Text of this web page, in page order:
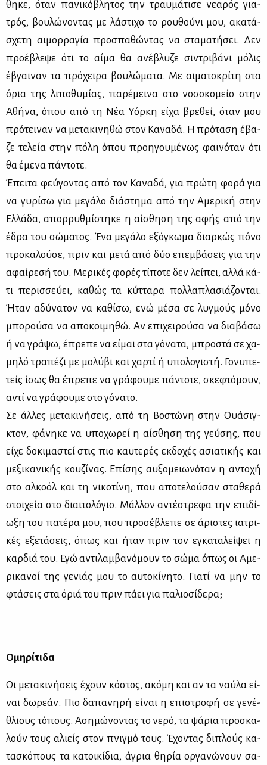
θη­κε, όταν πα­νι­κό­βλη­τος την τραυ­μά­τι­σε νε­α­ρός για­
τρός, βου­λώ­νο­ντας με λά­στι­χο το ρου­θού­νι μου, ακα­τά­
σχε­τη αι­μορ­ρα­γία προ­σπα­θώ­ντας να στα­μα­τή­σει. Δεν
προ­έ­βλε­ψε ότι το αί­μα θα ανέ­βλυ­ζε σι­ντρι­βά­νι μό­λις
έβγαι­ναν τα πρό­χει­ρα βου­λώ­μα­τα. Με αι­μα­το­κρί­τη στα
όρια της λι­πο­θυ­μί­ας, πα­ρέ­μει­να στο νο­σο­κο­μείο στην
Αθή­να, όπου από τη Νέα Υόρ­κη εί­χα βρε­θεί, όταν μου
πρό­τει­ναν να με­τα­κι­νη­θώ στον Κα­να­δά. Η πρό­τα­ση έβα­
ζε τε­λεία στην πό­λη όπου προη­γου­μέ­νως φαι­νό­ταν ότι
θα έμε­να πά­ντο­τε.
Έπει­τα φεύ­γο­ντας από τον Κα­να­δά, για πρώ­τη φο­ρά για
να γυ­ρί­σω για με­γά­λο διά­στη­μα από την Αμε­ρι­κή στην
Ελ­λά­δα, απορ­ρυθ­μί­στη­κε η αί­σθη­ση της αφής από την
έδρα του σώ­μα­τος. Ένα με­γά­λο εξό­γκω­μα διαρ­κώς πό­νο
προ­κα­λού­σε, πριν και με­τά από δύο επεμ­βά­σεις για την
αφαί­ρε­σή του. Με­ρι­κές φο­ρές τί­πο­τε δεν λεί­πει, αλ­λά κά­
τι πε­ρισ­σεύ­ει, κα­θώς τα κύτ­τα­ρα πολ­λα­πλα­σιά­ζο­νται.
Ήταν αδύ­να­τον να κα­θί­σω, ενώ μέ­σα σε λυγ­μούς μό­νο
μπο­ρού­σα να απο­κοι­μη­θώ. Αν επι­χει­ρού­σα να δια­βά­σω
ή να γρά­ψω, έπρε­πε να εί­μαι στα γό­να­τα, μπρο­στά σε χα­
μη­λό τρα­πέ­ζι με μο­λύ­βι και χαρ­τί ή υπο­λο­γι­στή. Γο­νυ­πε­
τείς ίσως θα έπρε­πε να γρά­φου­με πά­ντο­τε, σκε­φτό­μουν,
αντί να γρά­φου­με στο γό­να­το.
Σε άλ­λες με­τα­κι­νή­σεις, από τη Βο­στώ­νη στην Ουά­σιγ­
κτον, φά­νη­κε να υπο­χω­ρεί η αί­σθη­ση της γεύ­σης, που
εί­χε δο­κι­μα­στεί στις πιο καυ­τε­ρές εκ­δο­χές ασια­τι­κής και
με­ξι­κα­νι­κής κου­ζί­νας. Επί­σης αυ­ξο­μειω­νό­ταν η αντο­χή
στο αλ­κο­όλ και τη νι­κο­τί­νη, που απο­τε­λού­σαν στα­θε­ρά
στοι­χεία στο διαι­το­λό­γιο. Μάλ­λον αντέ­στρε­φα την επι­δί­
ω­ξη του πα­τέ­ρα μου, που προ­σέ­βλε­πε σε άρι­στες ια­τρι­
κές εξε­τά­σεις, όπως και ήταν πριν τον εγκα­τα­λεί­ψει η
καρ­διά του. Εγώ αντι­λαμ­βα­νό­μουν το σώ­μα όπως οι Αμε­
ρι­κα­νοί της γε­νιάς μου το αυ­το­κί­νη­το. Για­τί να μην το
φτά­σεις στα όριά του πριν πά­ει για πα­λιο­σί­δε­ρα;
Ομη­ρί­τι­δα
Οι με­τα­κι­νή­σεις έχουν κό­στος, ακό­μη και αν τα ναύ­λα εί­
ναι δω­ρε­άν. Πιο δα­πα­νη­ρή εί­ναι η επι­στρο­φή σε γε­νέ­
θλιους τό­πους. Αση­μώ­νο­ντας το νε­ρό, τα ψά­ρια προ­σκα­
λούν τους αλιείς στον πνιγ­μό τους. Έχο­ντας δι­πλούς κα­
τα­σκό­πους τα κα­τοι­κί­δια, άγρια θη­ρία ορ­γα­νώ­νουν σα­